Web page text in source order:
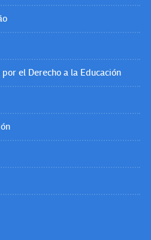
el Derecho a la Educación